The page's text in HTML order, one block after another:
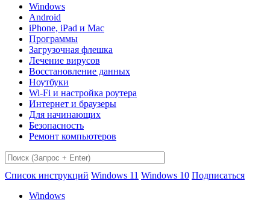
Windows
Android
iPhone, iPad и Mac
Программы
Загрузочная флешка
Лечение вирусов
Восстановление данных
Ноутбуки
Wi-Fi и настройка роутера
Интернет и браузеры
Для начинающих
Безопасность
Ремонт компьютеров
Список инструкций Windows 11 Windows 10 Подписаться
Windows